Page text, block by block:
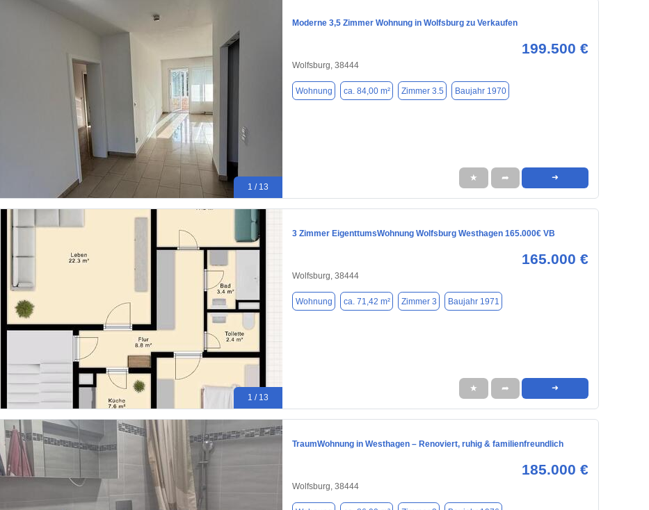
1 / 13
Moderne 3,5 Zimmer Wohnung in Wolfsburg zu Verkaufen
199.500 €
Wolfsburg, 38444
Wohnung ca. 84,00 m² Zimmer 3.5 Baujahr 1970
★ ➦ ➜
1 / 13
3 Zimmer EigenttumsWohnung Wolfsburg Westhagen 165.000€ VB
165.000 €
Wolfsburg, 38444
Wohnung ca. 71,42 m² Zimmer 3 Baujahr 1971
★ ➦ ➜
TraumWohnung in Westhagen – Renoviert, ruhig & familienfreundlich
185.000 €
Wolfsburg, 38444